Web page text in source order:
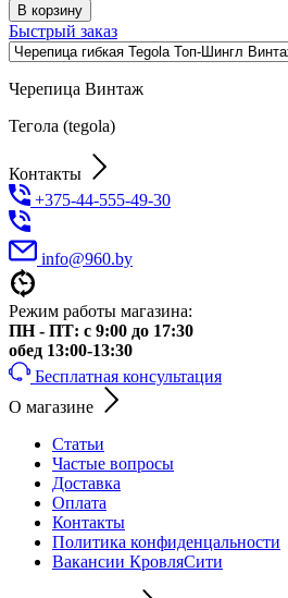
В корзину
Быстрый заказ
Черепица Винтаж
Тегола (tegola)
Контакты
+375-44-555-49-30
info@960.by
Режим работы магазина:
ПН - ПТ: с 9:00 до 17:30
обед 13:00-13:30
Бесплатная консультация
О магазине
Статьи
Частые вопросы
Доставка
Оплата
Контакты
Политика конфиденцальности
Вакансии КровляСити